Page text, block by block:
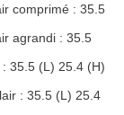
comprimé : 35.5
agrandi : 35.5
35.5 (L) 25.4 (H)
: 35.5 (L) 25.4